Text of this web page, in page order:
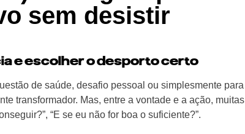
sem desistir
e escolher o desporto certo
de saúde, desafio pessoal ou simplesmente para
transformador. Mas, entre a vontade e a ação, muitas
“E se eu não for boa o suficiente?”.